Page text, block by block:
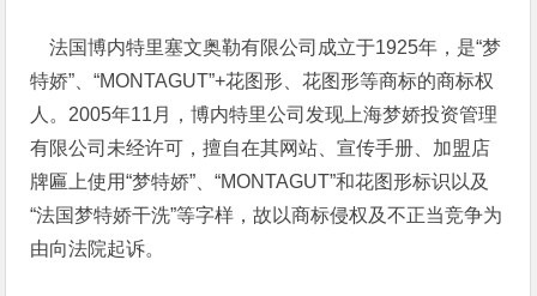
法国博内特里塞文奥勒有限公司成立于1925年，是“梦
特娇”、“MONTAGUT”+花图形、花图形等商标的商标权
人。2005年11月，博内特里公司发现上海梦娇投资管理
有限公司未经许可，擅自在其网站、宣传手册、加盟店
牌匾上使用“梦特娇”、“MONTAGUT”和花图形标识以及
“法国梦特娇干洗”等字样，故以商标侵权及不正当竞争为
由向法院起诉。